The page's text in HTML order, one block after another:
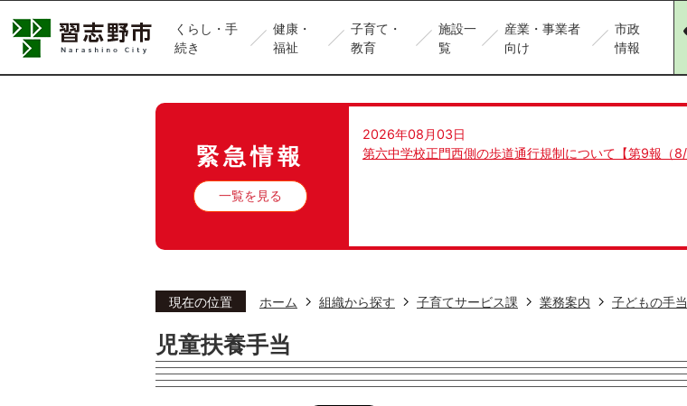
くらし・手
続き
健康・
福祉
子育て・
教育
施設一
覧
産業・事業者
向け
市政
情報
緊急情報
一覧を見る
2026年08月03日
第六中学校正門西側の歩道通行規制について【第9報（8/
現在の位置 ホーム 組織から探す 子育てサービス課 業務案内 子どもの手
児童扶養手当